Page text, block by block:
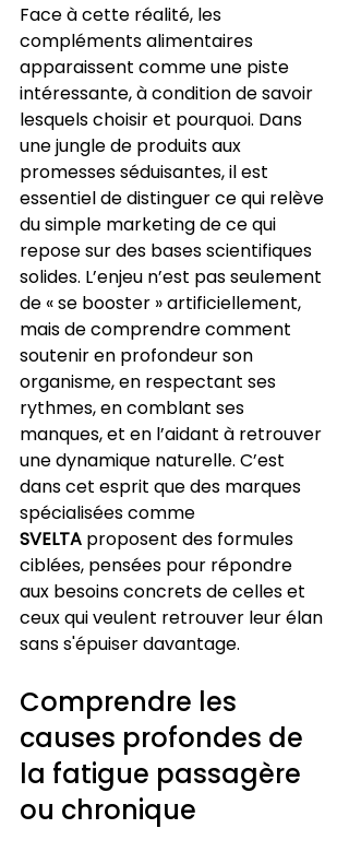
Face à cette réalité, les
compléments alimentaires
apparaissent comme une piste
intéressante, à condition de savoir
lesquels choisir et pourquoi. Dans
une jungle de produits aux
promesses séduisantes, il est
essentiel de distinguer ce qui relève
du simple marketing de ce qui
repose sur des bases scientifiques
solides. L’enjeu n’est pas seulement
de « se booster » artificiellement,
mais de comprendre comment
soutenir en profondeur son
organisme, en respectant ses
rythmes, en comblant ses
manques, et en l’aidant à retrouver
une dynamique naturelle. C’est
dans cet esprit que des marques
spécialisées comme
SVELTA proposent des formules
ciblées, pensées pour répondre
aux besoins concrets de celles et
ceux qui veulent retrouver leur élan
sans s'épuiser davantage.
Comprendre les
causes profondes de
la fatigue passagère
ou chronique